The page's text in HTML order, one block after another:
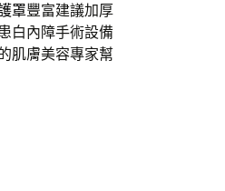
罩豐富建議加厚
白內障手術設備
肌膚美容專家幫